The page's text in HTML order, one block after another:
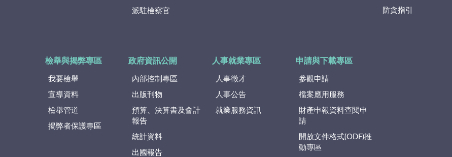
派駐檢察官 防貪指引
檢舉與揭弊專區
我要檢舉
宣導資料
檢舉管道
揭弊者保護專區
政府資訊公開
內部控制專區
出版刊物
預算、決算書及會計
報告
統計資料
出國報告
人事就業專區
人事徵才
人事公告
就業服務資訊
申請與下載專區
參觀申請
檔案應用服務
財產申報資料查閱申
請
開放文件格式(ODF)推
動專區